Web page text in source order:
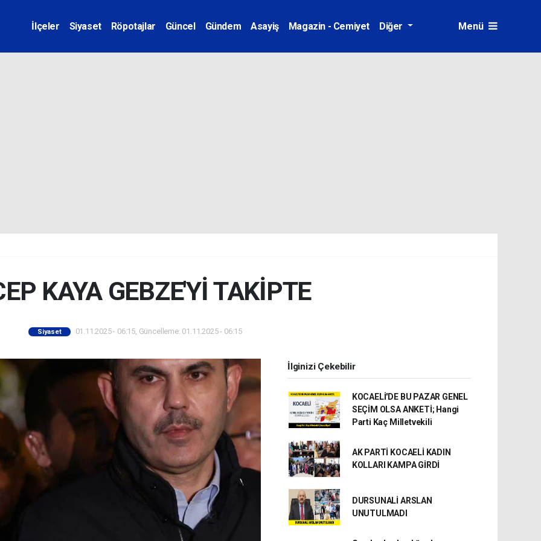
İlçeler Siyaset Röpotajlar Güncel Gündem Asayiş Magazin - Cemiyet Diğer Menü
KAYA GEBZE'Yİ TAKİPTE
Siyaset 01.11.2025 - 06:15, Güncelleme: 01.11.2025 - 06:15
İlginizi Çekebilir
KOCAELİ'DE BU PAZAR GENEL
SEÇİM OLSA ANKETİ; Hangi
Parti Kaç Milletvekili
AK PARTİ KOCAELİ KADIN
KOLLARI KAMPA GİRDİ
DURSUNALİ ARSLAN
UNUTULMADI